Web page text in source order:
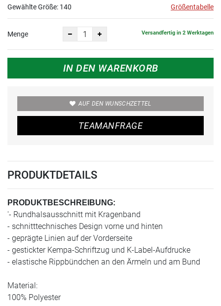
Gewählte Größe: 140 Größentabelle
Menge Versandfertig in 2 Werktagen
IN DEN WARENKORB
AUF DEN WUNSCHZETTEL
TEAMANFRAGE
PRODUKTDETAILS
PRODUKTBESCHREIBUNG:
'- Rundhalsausschnitt mit Kragenband
- schnitttechnisches Design vorne und hinten
- geprägte Linien auf der Vorderseite
- gestickter Kempa-Schriftzug und K-Label-Aufdrucke
- elastische Rippbündchen an den Ärmeln und am Bund
Material:
100% Polyester